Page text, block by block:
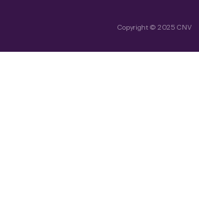
Copyright © 2025 CNV